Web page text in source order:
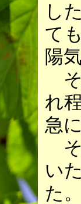
し
て
陽
そ
れ
急
そ
い
た